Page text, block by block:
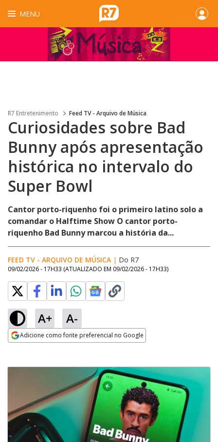
MENU
R7 Entretenimento Feed TV - Arquivo de Música
Curiosidades sobre Bad
Bunny após apresentação
histórica no intervalo do
Super Bowl
Cantor porto-riquenho foi o primeiro latino solo a
comandar o Halftime Show O cantor porto-
riquenho Bad Bunny marcou a história da...
FEED TV - ARQUIVO DE MÚSICA | Do R7
09/02/2026 - 17H33 (ATUALIZADO EM 09/02/2026 - 17H33)
A+ A-
Adicione como fonte preferencial no Google